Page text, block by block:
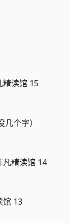
精读馆 15
个字）
凡精读馆 14
馆 13